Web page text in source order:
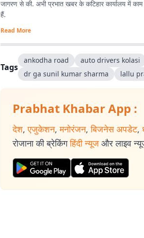
जागरण से की. अभी प्रभात खबर के कटिहार कार्यालय में
हैं.
Read More
Tags
ankodha road auto drivers kolasi
dr ga sunil kumar sharma
lallu
Prabhat Khabar App :
देश, एजुकेशन, मनोरंजन, बिजनेस अपडेट,
रोजाना की ब्रेकिंग हिंदी न्यूज और लाइव